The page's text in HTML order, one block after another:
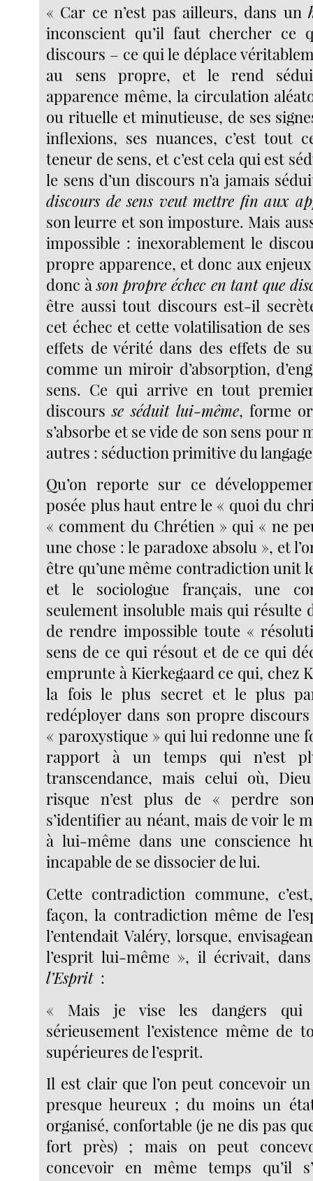
« Car ce n’est pas ailleurs, dans un
inconscient qu’il faut chercher ce
discours – ce qui le déplace
au sens propre, et le rend
apparence même, la circulation
ou rituelle et minutieuse, de ses
inflexions, ses nuances, c’est tout
teneur de sens, et c’est cela qui est
le sens d’un discours n’a jamais
discours de sens veut mettre fin aux
son leurre et son imposture. Mais
impossible : inexorablement le
propre apparence, et donc aux
donc àson propre échec en tant que
être aussi tout discours est-il
cet échec et cette volatilisation de
effets de vérité dans des effets de
comme un miroir d’absorption,
sens. Ce qui arrive en tout
discoursse séduit lui-même, forme
s’absorbe et se vide de son sens pour
autres : séduction primitive du
Qu’on reporte sur ce
posée plus haut entre le « quoi du
« comment du Chrétien » qui « ne
une chose : le paradoxe absolu », et
être qu’une même contradiction unit
et le sociologue français, une
seulement insoluble mais qui résulte
de rendre impossible toute «
sens de ce qui résout et de ce qui
emprunte à Kierkegaard ce qui, chez
la fois le plus secret et le plus
redéployer dans son propre
« paroxystique » qui lui redonne une
rapport à un temps qui n’est
transcendance, mais celui où,
risque n’est plus de « perdre
s’identifier au néant, mais de voir le
à lui-même dans une conscience
incapable de se dissocier de lui.
Cette contradiction commune,
façon, la contradiction même de
l’entendait Valéry, lorsque,
l’esprit lui-même », il écrivait,
l’Esprit :
« Mais je vise les dangers qui
sérieusement l’existence même de
supérieures de l’esprit.
Il est clair que l’on peut concevoir
presque heureux ; du moins un
organisé, confortable (je ne dis pas
fort près) ; mais on peut
concevoir en même temps qu’il